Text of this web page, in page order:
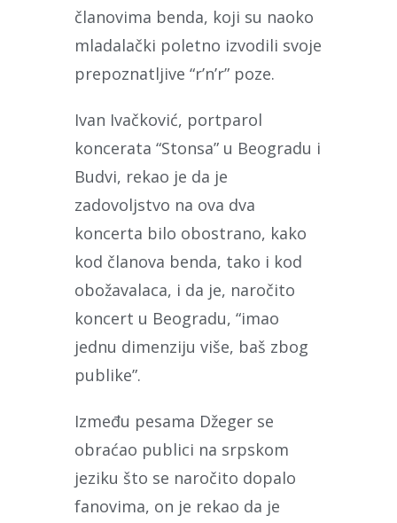
članovima benda, koji su naoko
mladalački poletno izvodili svoje
prepoznatljive “r’n’r” poze.
Ivan Ivačković, portparol
koncerata “Stonsa” u Beogradu i
Budvi, rekao je da je
zadovoljstvo na ova dva
koncerta bilo obostrano, kako
kod članova benda, tako i kod
obožavalaca, i da je, naročito
koncert u Beogradu, “imao
jednu dimenziju više, baš zbog
publike”.
Između pesama Džeger se
obraćao publici na srpskom
jeziku što se naročito dopalo
fanovima, on je rekao da je